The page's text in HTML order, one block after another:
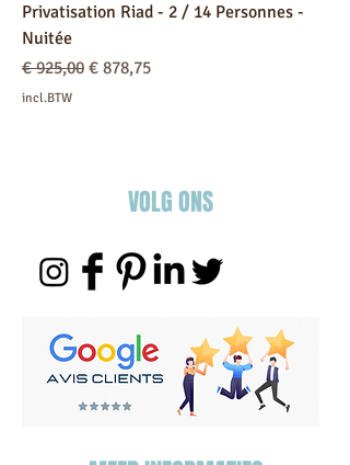
Privatisation Riad - 2 / 14 Personnes -
Nuitée
Normale prijs
€ 925,00 Verkoopprijs
€ 878,75
incl.BTW
VOLG ONS